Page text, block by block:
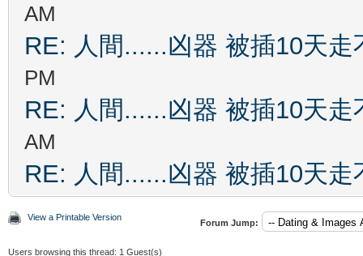
AM
RE: 人間......凶器 被插10天走
PM
RE: 人間......凶器 被插10天走
AM
RE: 人間......凶器 被插10天走
View a Printable Version
Forum Jump:
Users browsing this thread: 1 Guest(s)